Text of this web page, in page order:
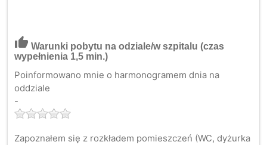
thumb_up Warunki pobytu na odziale/w szpitalu (czas
wypełnienia 1,5 min.)
Poinformowano mnie o harmonogramem dnia na
oddziale
-
Zapoznałem się z rozkładem pomieszczeń (WC, dyżurka